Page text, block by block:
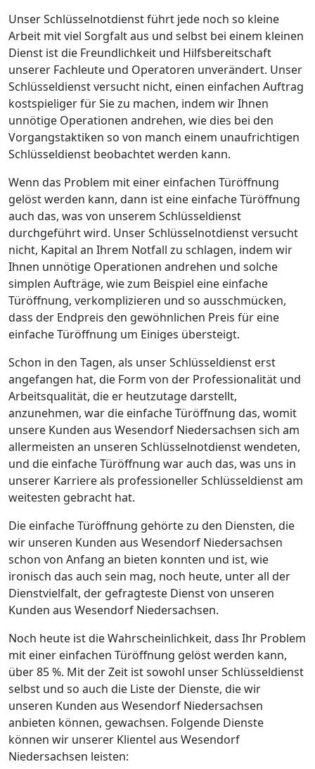
Unser Schlüsselnotdienst führt jede noch so kleine
Arbeit mit viel Sorgfalt aus und selbst bei einem kleinen
Dienst ist die Freundlichkeit und Hilfsbereitschaft
unserer Fachleute und Operatoren unverändert. Unser
Schlüsseldienst versucht nicht, einen einfachen Auftrag
kostspieliger für Sie zu machen, indem wir Ihnen
unnötige Operationen andrehen, wie dies bei den
Vorgangstaktiken so von manch einem unaufrichtigen
Schlüsseldienst beobachtet werden kann.
Wenn das Problem mit einer einfachen Türöffnung
gelöst werden kann, dann ist eine einfache Türöffnung
auch das, was von unserem Schlüsseldienst
durchgeführt wird. Unser Schlüsselnotdienst versucht
nicht, Kapital an Ihrem Notfall zu schlagen, indem wir
Ihnen unnötige Operationen andrehen und solche
simplen Aufträge, wie zum Beispiel eine einfache
Türöffnung, verkomplizieren und so ausschmücken,
dass der Endpreis den gewöhnlichen Preis für eine
einfache Türöffnung um Einiges übersteigt.
Schon in den Tagen, als unser Schlüsseldienst erst
angefangen hat, die Form von der Professionalität und
Arbeitsqualität, die er heutzutage darstellt,
anzunehmen, war die einfache Türöffnung das, womit
unsere Kunden aus Wesendorf Niedersachsen sich am
allermeisten an unseren Schlüsselnotdienst wendeten,
und die einfache Türöffnung war auch das, was uns in
unserer Karriere als professioneller Schlüsseldienst am
weitesten gebracht hat.
Die einfache Türöffnung gehörte zu den Diensten, die
wir unseren Kunden aus Wesendorf Niedersachsen
schon von Anfang an bieten konnten und ist, wie
ironisch das auch sein mag, noch heute, unter all der
Dienstvielfalt, der gefragteste Dienst von unseren
Kunden aus Wesendorf Niedersachsen.
Noch heute ist die Wahrscheinlichkeit, dass Ihr Problem
mit einer einfachen Türöffnung gelöst werden kann,
über 85 %. Mit der Zeit ist sowohl unser Schlüsseldienst
selbst und so auch die Liste der Dienste, die wir
unseren Kunden aus Wesendorf Niedersachsen
anbieten können, gewachsen. Folgende Dienste
können wir unserer Klientel aus Wesendorf
Niedersachsen leisten: